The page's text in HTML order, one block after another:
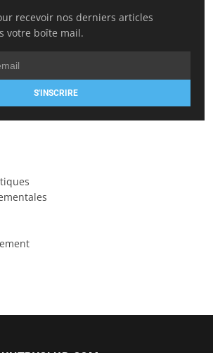
recevoir nos derniers articles
votre boîte mail.
S'INSCRIRE